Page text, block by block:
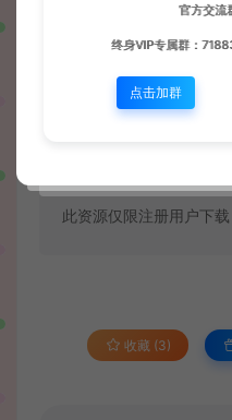
此资源仅限注册用户下
收藏 (3)
官方交流
终身VIP专属群：
点击加群